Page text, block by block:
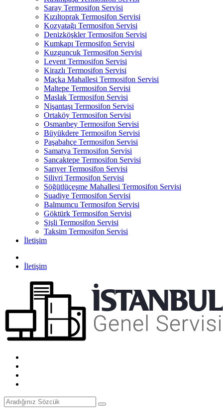
Saray Termosifon Servisi
Kızıltoprak Termosifon Servisi
Kozyatağı Termosifon Servisi
Denizköşkler Termosifon Servisi
Kumkapı Termosifon Servisi
Kuzguncuk Termosifon Servisi
Levent Termosifon Servisi
Kirazlı Termosifon Servisi
Maçka Mahallesi Termosifon Servisi
Maltepe Termosifon Servisi
Maslak Termosifon Servisi
Nişantaşı Termosifon Servisi
Ortaköy Termosifon Servisi
Osmanbey Termosifon Servisi
Büyükdere Termosifon Servisi
Paşabahçe Termosifon Servisi
Samatya Termosifon Servisi
Sancaktepe Termosifon Servisi
Sarıyer Termosifon Servisi
Silivri Termosifon Servisi
Söğütlüçeşme Mahallesi Termosifon Servisi
Suadiye Termosifon Servisi
Balmumcu Termosifon Servisi
Göktürk Termosifon Servisi
Şişli Termosifon Servisi
Taksim Termosifon Servisi
İletişim
İletişim